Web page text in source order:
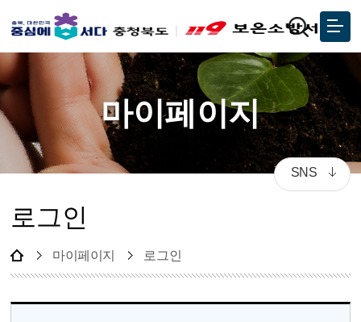
마이페이지
로그인
마이페이지 로그인
SNS